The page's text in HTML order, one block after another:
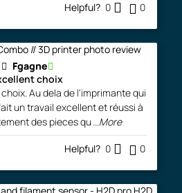
Helpful? 0 0
Fgagne
choix
qui
un travail excellent et réussi à
des pieces qu...More
Helpful? 0 0